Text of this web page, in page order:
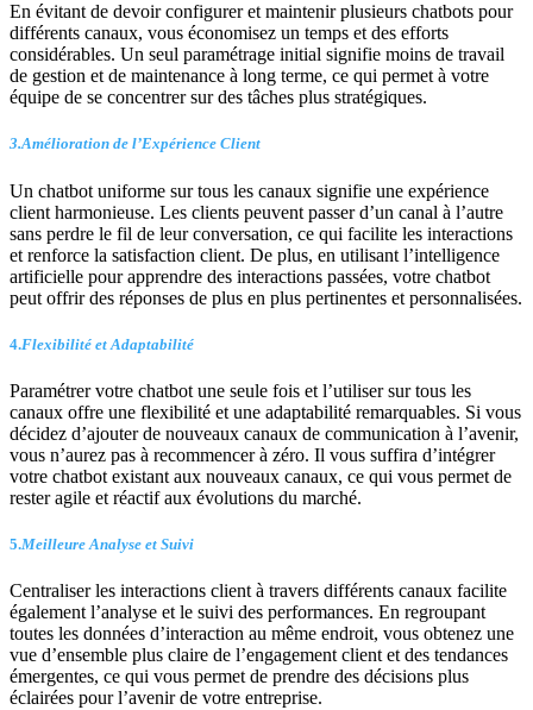
En évitant de devoir configurer et maintenir plusieurs chatbots pour
différents canaux, vous économisez un temps et des efforts
considérables. Un seul paramétrage initial signifie moins de travail
de gestion et de maintenance à long terme, ce qui permet à votre
équipe de se concentrer sur des tâches plus stratégiques.
3.Amélioration de l’Expérience Client
Un chatbot uniforme sur tous les canaux signifie une expérience
client harmonieuse. Les clients peuvent passer d’un canal à l’autre
sans perdre le fil de leur conversation, ce qui facilite les interactions
et renforce la satisfaction client. De plus, en utilisant l’intelligence
artificielle pour apprendre des interactions passées, votre chatbot
peut offrir des réponses de plus en plus pertinentes et personnalisées.
4.Flexibilité et Adaptabilité
Paramétrer votre chatbot une seule fois et l’utiliser sur tous les
canaux offre une flexibilité et une adaptabilité remarquables. Si vous
décidez d’ajouter de nouveaux canaux de communication à l’avenir,
vous n’aurez pas à recommencer à zéro. Il vous suffira d’intégrer
votre chatbot existant aux nouveaux canaux, ce qui vous permet de
rester agile et réactif aux évolutions du marché.
5.Meilleure Analyse et Suivi
Centraliser les interactions client à travers différents canaux facilite
également l’analyse et le suivi des performances. En regroupant
toutes les données d’interaction au même endroit, vous obtenez une
vue d’ensemble plus claire de l’engagement client et des tendances
émergentes, ce qui vous permet de prendre des décisions plus
éclairées pour l’avenir de votre entreprise.